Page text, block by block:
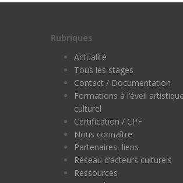
Rubriques
Actualité
Tous les stages
Contact / Documentation
Formations à l’éveil
culturel
Certification / CPF
Nous connaître
Partenaires, liens
Réseau d’acteurs culturels
Ressources